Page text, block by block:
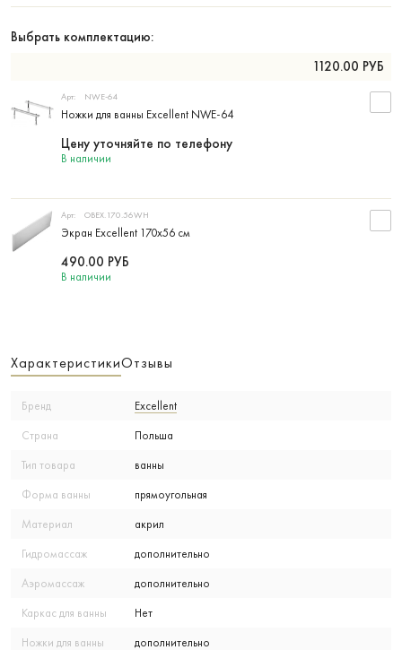
Выбрать комплектацию:
1120.00 РУБ
Ножки для ванны Excellent NWE-64
Арт: NWE-64
В наличии
Цену уточняйте по телефону
Экран Excellent 170х56 см
Арт: OBEX.170.56WH
В наличии
490.00 РУБ
ХарактеристикиОтзывы
Бренд Excellent
Страна Польша
Тип товара ванны
Форма ванны прямоугольная
Материал акрил
Гидромассаж дополнительно
Аэромассаж дополнительно
Каркас для ванны Нет
Ножки для ванны дополнительно